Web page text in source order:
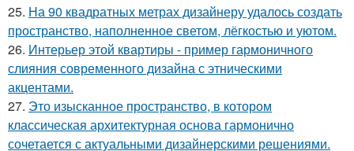
25. На 90 квадратных метрах дизайнеру удалось создать
пространство, наполненное светом, лёгкостью и уютом.
26. Интерьер этой квартиры - пример гармоничного
слияния современного дизайна с этническими
акцентами.
27. Это изысканное пространство, в котором
классическая архитектурная основа гармонично
сочетается с актуальными дизайнерскими решениями.